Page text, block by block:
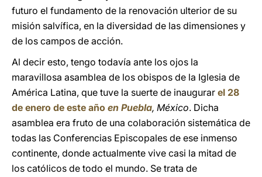
futuro el fundamento de la renovación ulterior de su
misión salvífica, en la diversidad de las dimensiones y
de los campos de acción.
Al decir esto, tengo todavía ante los ojos la
maravillosa asamblea de los obispos de la Iglesia de
América Latina, que tuve la suerte de inaugurar el 28
de enero de este año en Puebla, México. Dicha
asamblea era fruto de una colaboración sistemática de
todas las Conferencias Episcopales de ese inmenso
continente, donde actualmente vive casi la mitad de
los católicos de todo el mundo. Se trata de